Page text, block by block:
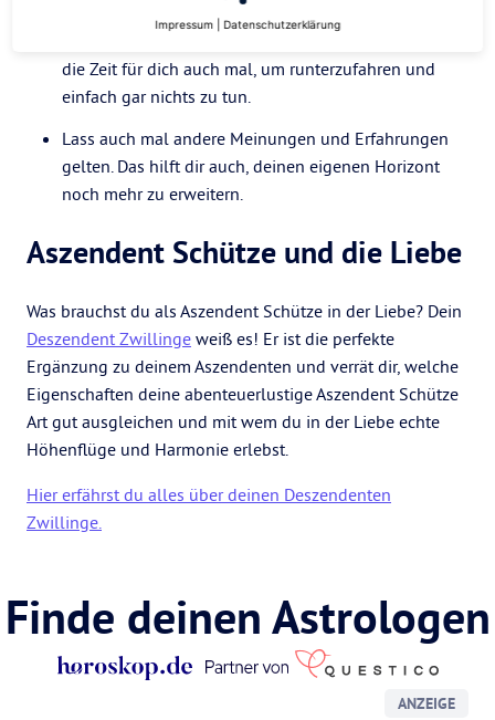
Du liebst deine Me-Time – und haust dir gleich noch
die Zeit für dich auch mal, um runterzufahren und
einfach gar nichts zu tun.
Lass auch mal andere Meinungen und Erfahrungen
gelten. Das hilft dir auch, deinen eigenen Horizont
noch mehr zu erweitern.
Aszendent Schütze und die Liebe
Was brauchst du als Aszendent Schütze in der Liebe? Dein
Deszendent Zwillinge weiß es! Er ist die perfekte
Ergänzung zu deinem Aszendenten und verrät dir, welche
Eigenschaften deine abenteuerlustige Aszendent Schütze
Art gut ausgleichen und mit wem du in der Liebe echte
Höhenflüge und Harmonie erlebst.
Hier erfährst du alles über deinen Deszendenten
Zwillinge.
Finde deinen Astrologen
ANZEIGE
Impressum Datenschutzerklärung